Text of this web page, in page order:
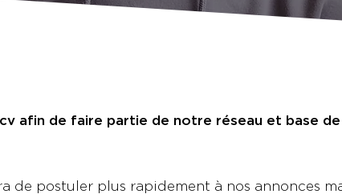
afin de faire partie de notre réseau et base de
de postuler plus rapidement à nos annonces